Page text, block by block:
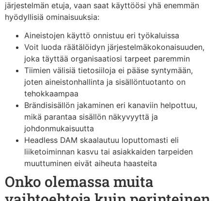
järjestelmän etuja, vaan saat käyttöösi yhä enemmän
hyödyllisiä ominaisuuksia:
Aineistojen käyttö onnistuu eri työkaluissa
Voit luoda räätälöidyn järjestelmäkokonaisuuden,
joka täyttää organisaatiosi tarpeet paremmin
Tiimien välisiä tietosiiloja ei pääse syntymään,
joten aineistonhallinta ja sisällöntuotanto on
tehokkaampaa
Brändisisällön jakaminen eri kanaviin helpottuu,
mikä parantaa sisällön näkyvyyttä ja
johdonmukaisuutta
Headless DAM skaalautuu loputtomasti eli
liiketoiminnan kasvu tai asiakkaiden tarpeiden
muuttuminen eivät aiheuta haasteita
Onko olemassa muita